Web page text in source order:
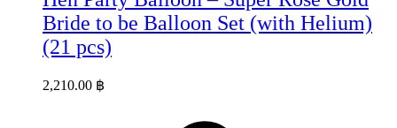
Bride to be Balloon Set (with Helium)
(21 pcs)
2,210.00 ฿